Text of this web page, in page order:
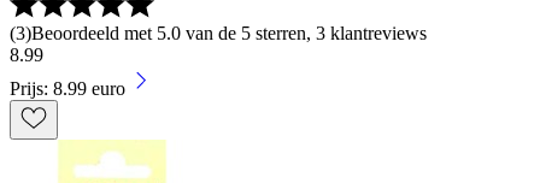
(3)Beoordeeld met 5.0 van de 5 sterren, 3 klantreviews
8.99
Prijs: 8.99 euro